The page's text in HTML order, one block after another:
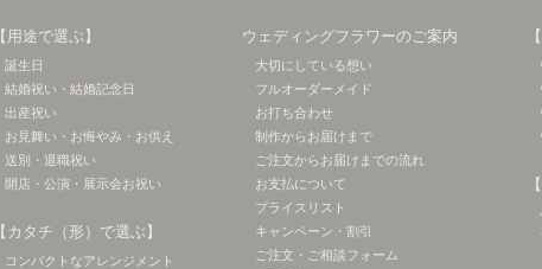
【用途で選ぶ】
誕生日
結婚祝い・結婚記念日
出産祝い
お見舞い・お悔やみ・お供え
送別・退職祝い
開店・公演・展示会お祝い
【カタチ（形）で選ぶ】
コンパクトなアレンジメント
ウェディングフラワーのご案内
大切にしている想い
フルオーダーメイド
お打ち合わせ
制作からお届けまで
ご注文からお届けまでの流れ
お支払について
プライスリスト
キャンペーン・割引
ご注文・ご相談フォーム